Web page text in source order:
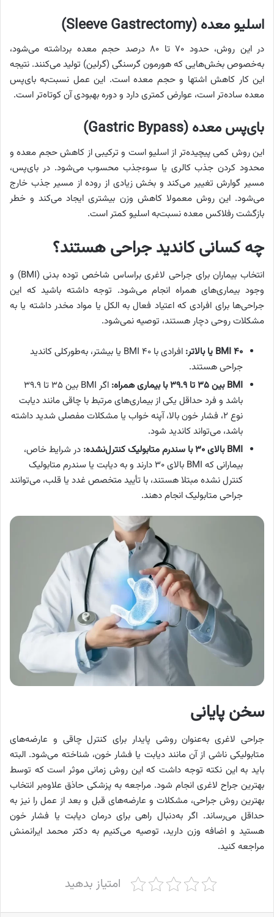
اسلیو معده (Sleeve Gastrectomy)
در این روش، حدود ۷۰ تا ۸۰ درصد حجم معده برداشته می‌شود،
به‌خصوص بخش‌هایی که هورمون گرسنگی (گرلین) تولید می‌کنند. نتیجه
این کار کاهش اشتها و حجم معده است. این عمل نسبت‌به بای‌پس
معده ساده‌تر است، عوارض کمتری دارد و دوره بهبودی آن کوتاه‌تر است.
بای‌پس معده (Gastric Bypass)
این روش کمی پیچیده‌تر از اسلیو است و ترکیبی از کاهش حجم معده و
محدود کردن جذب کالری یا سوءجذب محسوب می‌شود. در بای‌پس،
مسیر گوارش تغییر می‌کند و بخش زیادی از روده از مسیر جذب خارج
می‌شود. این روش معمولا کاهش وزن بیشتری ایجاد می‌کند و خطر
بازگشت رفلاکس معده نسبت‌به اسلیو کمتر است.
چه کسانی کاندید جراحی هستند؟
انتخاب بیماران برای جراحی لاغری براساس شاخص توده بدنی (BMI) و
وجود بیماری‌های همراه انجام می‌شود. توجه داشته باشید که این
جراحی‌ها برای افرادی که اعتیاد فعال به الکل یا مواد مخدر داشته یا به
مشکلات روحی دچار هستند، توصیه نمی‌شود.
BMI۴۰ یا بالاتر :
افرادی با BMI ۴۰ یا بیشتر، به‌طورکلی کاندید
جراحی هستند.
BMI بین ۳۵ تا ۳۹ .۹ با بیماری همراه :
اگر BMI بین ۳۵ تا ۳۹.۹
باشد و فرد حداقل یکی از بیماری‌های مرتبط با چاقی مانند دیابت
نوع ۲، فشار خون بالا، آپنه خواب یا مشکلات مفصلی شدید داشته
باشد، می‌تواند کاندید شود.
BMI بالای ۳۰ با سندرم متابولیک کنترل‌نشده : در شرایط خاص،
بیمارانی که BMI بالای ۳۰ دارند و به دیابت یا سندرم متابولیک
کنترل نشده مبتلا هستند، با تأیید متخصص غدد یا قلب، می‌توانند
جراحی متابولیک انجام دهند.
سخن پایانی
جراحی لاغری به‌عنوان روشی پایدار برای کنترل چاقی و عارضه‌های
متابولیکی ناشی از آن مانند دیابت یا فشار خون، شناخته می‌شود. البته
باید به این نکته توجه داشت که این روش زمانی موثر است که توسط
بهترین جراح لاغری انجام شود. مراجعه به پزشکی حاذق علاوه‌بر انتخاب
بهترین روش جراحی، مشکلات و عارضه‌های قبل و بعد از عمل را نیز به
حداقل می‌رساند. اگر به‌دنبال راهی برای درمان دیابت یا فشار خون
هستید و اضافه وزن دارید، توصیه می‌کنیم به دکتر محمد ایرانمنش
مراجعه کنید.
امتیاز بدهید